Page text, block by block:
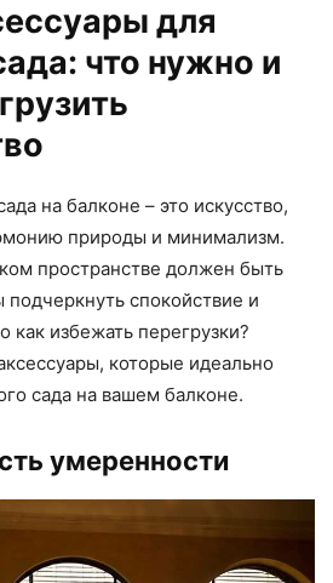
для
что нужно и
на балконе – это искусство,
природы и минимализм.
пространстве должен быть
спокойствие и
как избежать перегрузки?
которые идеально
сада на вашем балконе.
умеренности